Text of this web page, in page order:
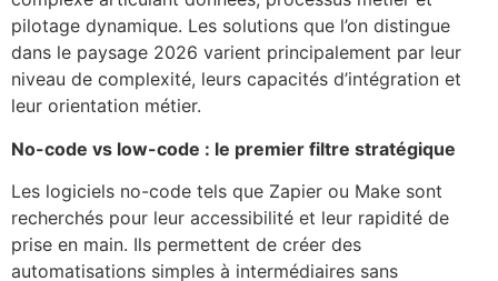
pilotage dynamique. Les solutions que l’on distingue
dans le paysage 2026 varient principalement par leur
niveau de complexité, leurs capacités d’intégration et
leur orientation métier.
No-code vs low-code : le premier filtre stratégique
Les logiciels no-code tels que Zapier ou Make sont
recherchés pour leur accessibilité et leur rapidité de
prise en main. Ils permettent de créer des
automatisations simples à intermédiaires sans